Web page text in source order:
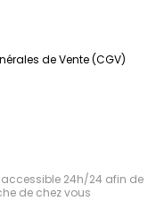
de Vente (CGV)
24h/24 afin de
de chez vous